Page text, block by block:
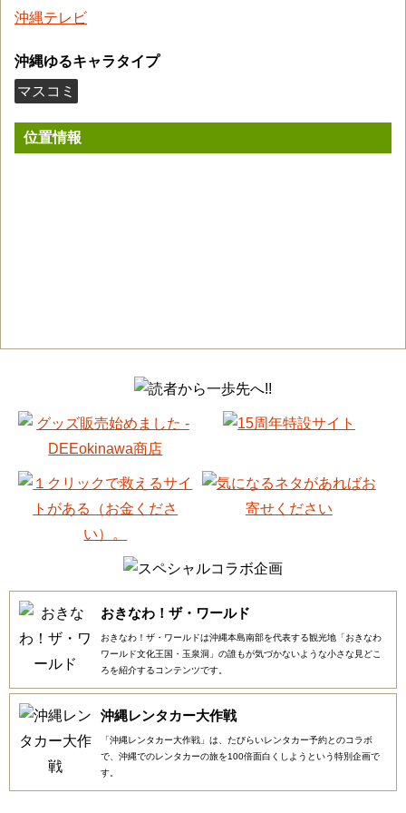
沖縄テレビ
沖縄ゆるキャラタイプ
マスコミ
位置情報
おきなわ！ザ・ワールド
おきなわ！ザ・ワールドは沖縄本島南部を代表する観光地「おきなわ
ワールド文化王国・玉泉洞」の誰もが気づかないような小さな見どこ
ろを紹介するコンテンツです。
沖縄レンタカー大作戦
「沖縄レンタカー大作戦」は、たびらいレンタカー予約とのコラボ
で、沖縄でのレンタカーの旅を100倍面白くしようという特別企画で
す。